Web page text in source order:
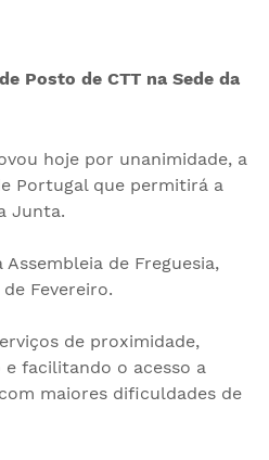
Posto de CTT na Sede da
hoje por unanimidade, a
Portugal que permitirá a
Junta.
de Freguesia,
Fevereiro.
de proximidade,
facilitando o acesso a
maiores dificuldades de
de Santo
de Freguesia
felicita
Caminhar
2026